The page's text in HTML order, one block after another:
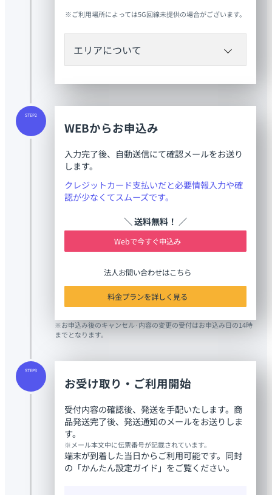
※ご利用場所によっては5G回線未提供の場合がございます。
エリアについて
黄色で色付けされているエリアがご利用可能
万が一ご利用いただけなかった場合は、初期
WEBからお申込み
入力完了後、自動送信にて確認メールをお送り
します。
クレジットカード支払いだと必要情報入力や確
認が少なくてスムーズです。
＼ 送料無料！ ／
Webで今すぐ申込み
法人お問い合わせはこちら
料金プランを詳しく見る
※お申込み後のキャンセル·内容の変更の受付はお申込み日の14時
までとなります。
STEP2
お受け取り・ご利用開始
受付内容の確認後、発送を手配いたします。商
品発送完了後、発送通知のメールをお送りしま
す。
※メール本文中に伝票番号が記載されています。
端末が到着した当日からご利用可能です。同封
の「かんたん設定ガイド」をご覧ください。
STEP3